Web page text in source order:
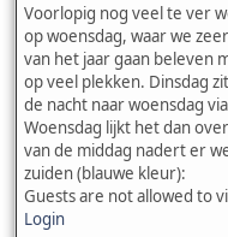
Voorlopig nog veel te ver
op woensdag, waar we
van het jaar gaan beleven
op veel plekken. Dinsdag
de nacht naar woensdag
Woensdag lijkt het dan
van de middag nadert er
zuiden (blauwe kleur):
Guests are not allowed to
Login